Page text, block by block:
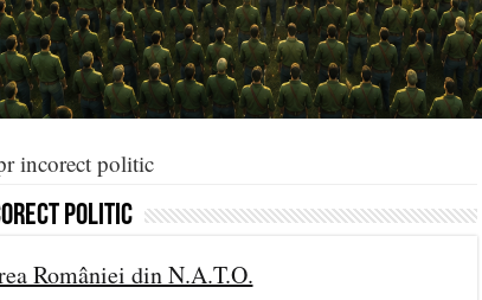
incorect politic
politic
României din N.A.T.O.